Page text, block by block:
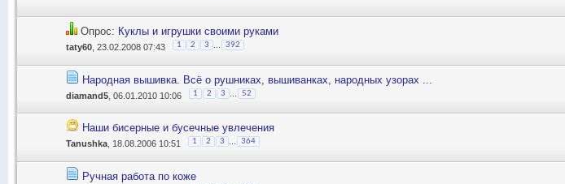
Опрос: Куклы и игрушки своими руками
taty60 , 23.02.2008 07:43 1 2 3 392
Народная вышивка. Всё о рушниках, вышиванках, народных узорах ...
diamand5 , 06.01.2010 10:06 1 2 3 52
Наши бисерные и бусечные увлечения
Tanushka , 18.08.2006 10:51 1 2 3 364
Ручная работа по коже